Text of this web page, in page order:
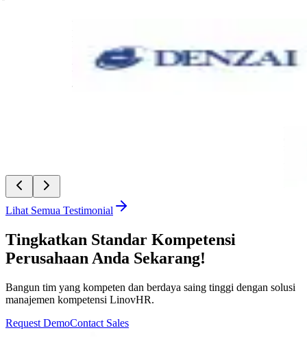
kami, terutama untuk kebutuhan payroll.
PT Denzai Heavylift Indonesia
Tria Nisrina Mufidah
Lihat Semua Testimonial
Tingkatkan Standar Kompetensi
Perusahaan Anda Sekarang!
Bangun tim yang kompeten dan berdaya saing tinggi dengan solusi
manajemen kompetensi LinovHR.
Request DemoContact Sales